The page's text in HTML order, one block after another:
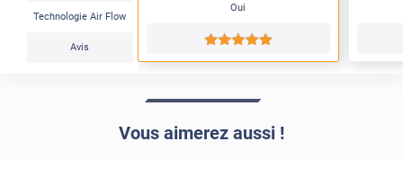
Technologie Air Flow
Avis
Oui
*****
Vous aimerez aussi !